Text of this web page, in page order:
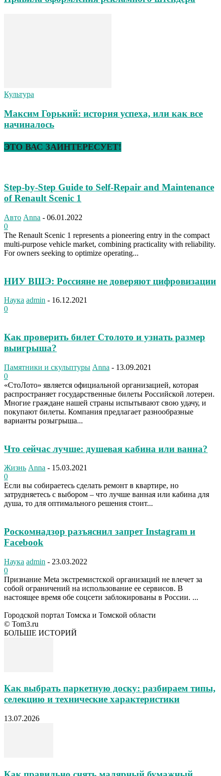
Культура
Максим Горький: история успеха, или как все
начиналось
ЭТО ВАС ЗАИНТЕРЕСУЕТ!
Step-by-Step Guide to Self-Repair and Maintenance
of Renault Scenic 1
Авто Anna - 06.01.2022
0
The Renault Scenic 1 represents a pioneering entry in the compact
multi-purpose vehicle market, combining practicality with reliability.
For owners seeking to optimize operating...
НИУ ВШЭ: Россияне не доверяют цифровизации
Наука admin - 16.12.2021
0
Как проверить билет Столото и узнать размер
выигрыша?
Памятники и скульптуры Anna - 13.09.2021
0
«СтоЛото» является официальной организацией, которая
распространяет государственные билеты Российской лотереи.
Многие граждане нашей страны испытывают свою удачу, и
покупают билеты. Компания предлагает разнообразные
варианты розыгрыша...
Что сейчас лучше: душевая кабина или ванна?
Жизнь Anna - 15.03.2021
0
Если вы собираетесь сделать ремонт в квартире, но
затрудняетесь с выбором – что лучше ванная или кабина для
душа, то для оптимального решения стоит...
Роскомнадзор разъяснил запрет Instagram и
Facebook
Наука admin - 23.03.2022
0
Признание Meta экстремистской организаций не влечет за
собой ограничений на использование ее сервисов. В
настоящее время обе соцсети заблокированы в России. ...
Городской портал Томска и Томской области
© Tom3.ru
БОЛЬШЕ ИСТОРИЙ
Как выбрать паркетную доску: разбираем типы,
селекцию и технические характеристики
13.07.2026